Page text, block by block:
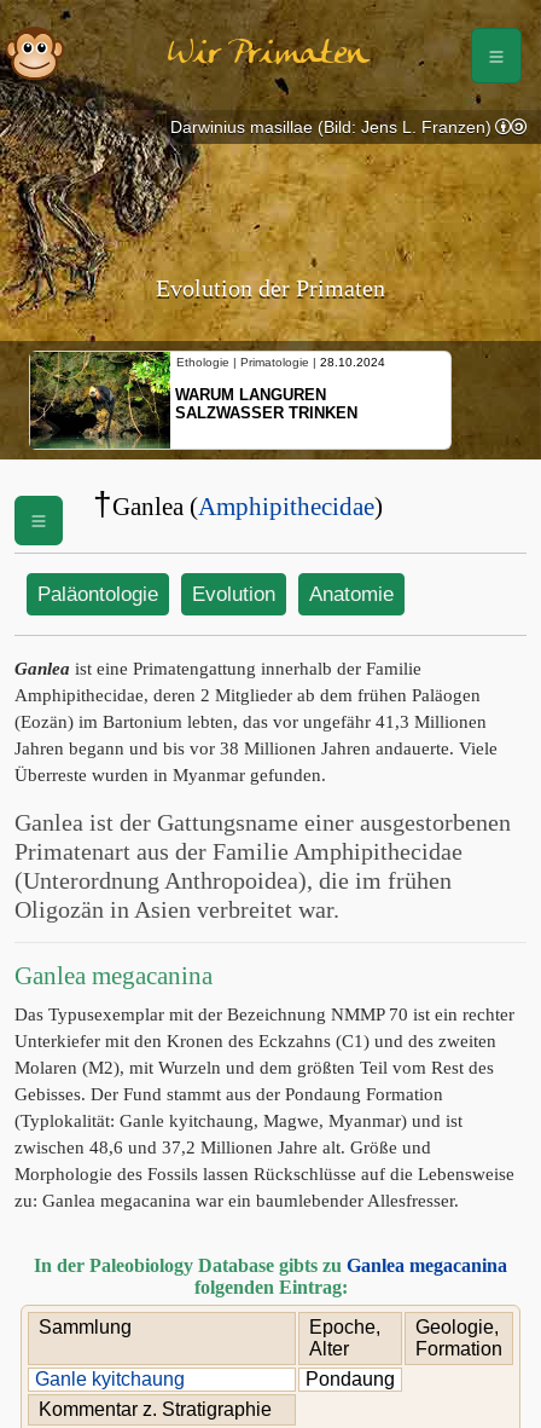
Wir Primaten
Evolution der Primaten
Ethologie | Primatologie | 28.10.2024
WARUM LANGUREN
SALZWASSER TRINKEN
Darwinius masillae (Bild: Jens L. Franzen)
†Ganlea (Amphipithecidae)
Paläontologie Evolution Anatomie
Ganlea ist eine Primatengattung innerhalb der Familie
Amphipithecidae, deren 2 Mitglieder ab dem frühen Paläogen
(Eozän) im Bartonium lebten, das vor ungefähr 41,3 Millionen
Jahren begann und bis vor 38 Millionen Jahren andauerte. Viele
Überreste wurden in Myanmar gefunden.
Ganlea ist der Gattungsname einer ausgestorbenen
Primatenart aus der Familie Amphipithecidae
(Unterordnung Anthropoidea), die im frühen
Oligozän in Asien verbreitet war.
Ganlea megacanina
Das Typusexemplar mit der Bezeichnung NMMP 70 ist ein rechter
Unterkiefer mit den Kronen des Eckzahns (C1) und des zweiten
Molaren (M2), mit Wurzeln und dem größten Teil vom Rest des
Gebisses. Der Fund stammt aus der Pondaung Formation
(Typlokalität: Ganle kyitchaung, Magwe, Myanmar) und ist
zwischen 48,6 und 37,2 Millionen Jahre alt. Größe und
Morphologie des Fossils lassen Rückschlüsse auf die Lebensweise
zu: Ganlea megacanina war ein baumlebender Allesfresser.
In der Paleobiology Database gibts zu Ganlea megacanina
folgenden Eintrag:
Sammlung
Epoche,
Alter
Geologie,
Formation
Ganle kyitchaung
Pondaung
Kommentar z. Stratigraphie